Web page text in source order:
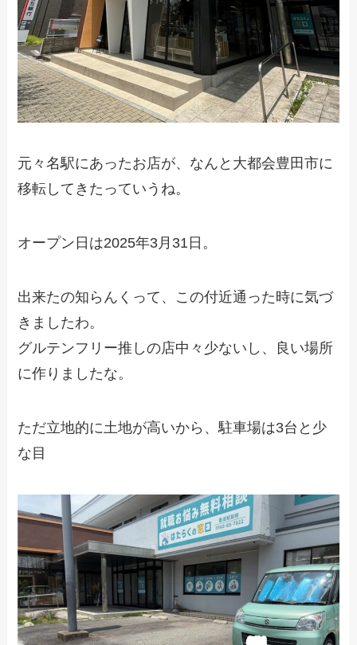
元々名駅にあったお店が、なんと大都会豊田市に
移転してきたっていうね。
オープン日は2025年3月31日。
出来たの知らんくって、この付近通った時に気づ
きましたわ。
グルテンフリー推しの店中々少ないし、良い場所
に作りましたな。
ただ立地的に土地が高いから、駐車場は3台と少
な目